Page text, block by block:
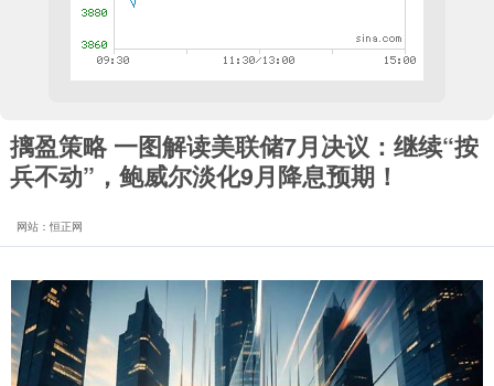
摛盈策略 一图解读美联储7月决议：继续“按
兵不动”，鲍威尔淡化9月降息预期！
网站：恒正网